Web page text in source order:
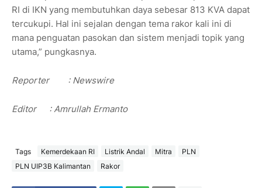
RI di IKN yang membutuhkan daya sebesar 813 KVA dapat
tercukupi. Hal ini sejalan dengan tema rakor kali ini di
mana penguatan pasokan dan sistem menjadi topik yang
utama,” pungkasnya.
Reporter : Newswire
Editor : Amrullah Ermanto
Tags Kemerdekaan RI Listrik Andal Mitra
PLN
PLN UIP3B Kalimantan
Rakor